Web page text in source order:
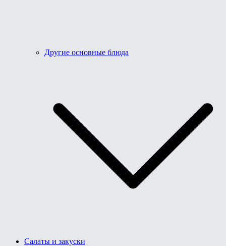
Другие основные блюда
Салаты и закуски